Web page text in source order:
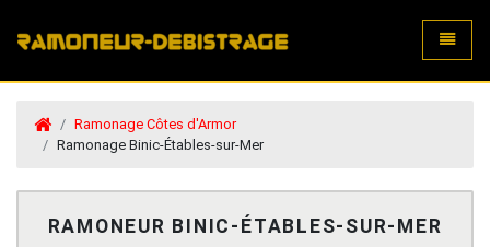
Ramonage Côtes d'Armor
Ramonage Binic-Étables-sur-Mer
RAMONEUR BINIC-ÉTABLES-SUR-MER